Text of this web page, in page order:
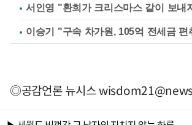
서인영 "환희가 크리스마스 같이 보내
이승기 "구속 차가원, 105억 전세금 편
◎공감언론 뉴시스